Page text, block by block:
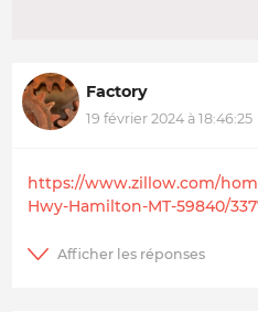
Factory
19 février 2024 à 18:46:25
https://www.zillow.com/
Hwy-Hamilton-MT-59840/